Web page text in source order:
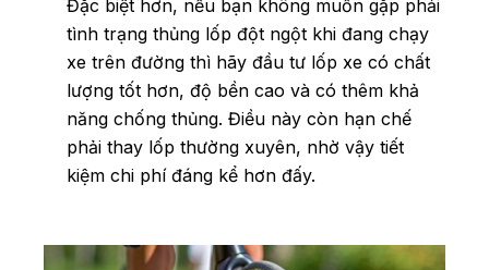
Đặc biệt hơn, nếu bạn không muốn gặp phải
tình trạng thủng lốp đột ngột khi đang chạy
xe trên đường thì hãy đầu tư lốp xe có chất
lượng tốt hơn, độ bền cao và có thêm khả
năng chống thủng. Điều này còn hạn chế
phải thay lốp thường xuyên, nhờ vậy tiết
kiệm chi phí đáng kể hơn đấy.